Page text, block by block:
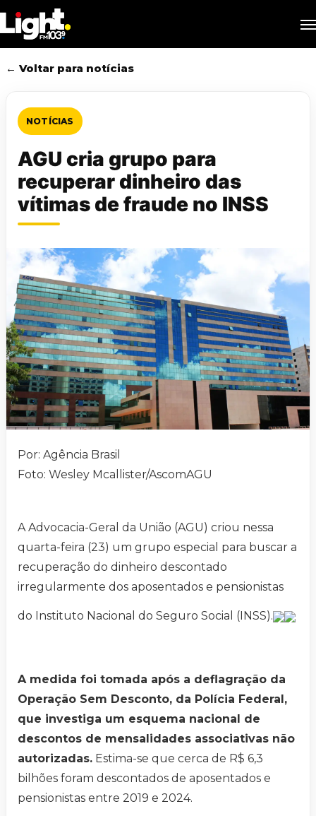
to
main
content
← Voltar para notícias
NOTÍCIAS
AGU cria grupo para
recuperar dinheiro das
vítimas de fraude no INSS
Por: Agência Brasil
Foto: Wesley Mcallister/AscomAGU
A Advocacia-Geral da União (AGU) criou nessa
quarta-feira (23) um grupo especial para buscar a
recuperação do dinheiro descontado
irregularmente dos aposentados e pensionistas
do Instituto Nacional do Seguro Social (INSS).
A medida foi tomada após a deflagração da
Operação Sem Desconto, da Polícia Federal,
que investiga um esquema nacional de
descontos de mensalidades associativas não
autorizadas. Estima-se que cerca de R$ 6,3
bilhões foram descontados de aposentados e
pensionistas entre 2019 e 2024.